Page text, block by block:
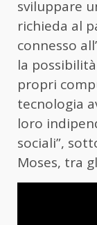
sviluppare
richieda al
connesso
la
propri
tecnologia
loro
sociali”,
Moses, tra